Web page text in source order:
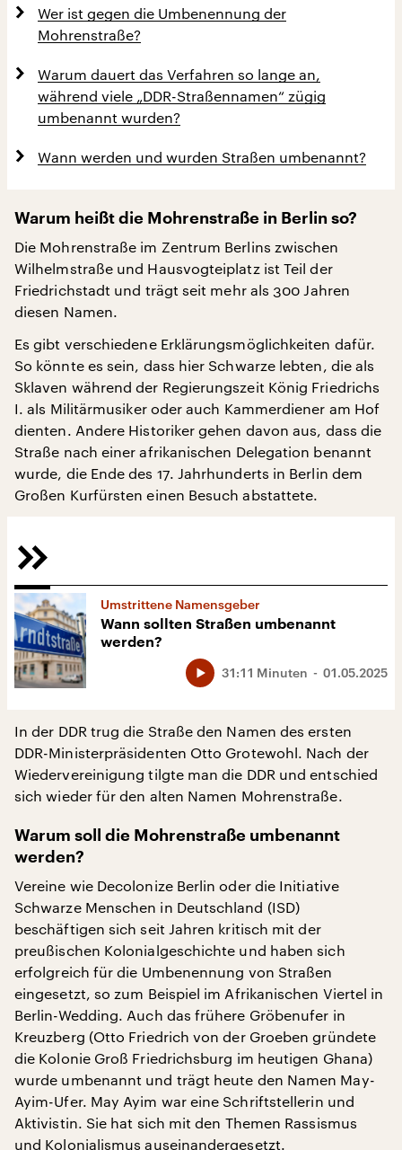
Wer ist gegen die Umbenennung der
Mohrenstraße?
Warum dauert das Verfahren so lange an,
während viele „DDR-Straßennamen“ zügig
umbenannt wurden?
Wann werden und wurden Straßen umbenannt?
Warum heißt die Mohrenstraße in Berlin so?
Die Mohrenstraße im Zentrum Berlins zwischen
Wilhelmstraße und Hausvogteiplatz ist Teil der
Friedrichstadt und trägt seit mehr als 300 Jahren
diesen Namen.
Es gibt verschiedene Erklärungsmöglichkeiten dafür.
So könnte es sein, dass hier Schwarze lebten, die als
Sklaven während der Regierungszeit König Friedrichs
I. als Militärmusiker oder auch Kammerdiener am Hof
dienten. Andere Historiker gehen davon aus, dass die
Straße nach einer afrikanischen Delegation benannt
wurde, die Ende des 17. Jahrhunderts in Berlin dem
Großen Kurfürsten einen Besuch abstattete.
Umstrittene Namensgeber
Wann sollten Straßen umbenannt
werden?
01.05.2025
31:11 Minuten
In der DDR trug die Straße den Namen des ersten
DDR-Ministerpräsidenten Otto Grotewohl. Nach der
Wiedervereinigung tilgte man die DDR und entschied
sich wieder für den alten Namen Mohrenstraße.
Warum soll die Mohrenstraße umbenannt
werden?
Vereine wie Decolonize Berlin oder die Initiative
Schwarze Menschen in Deutschland (ISD)
beschäftigen sich seit Jahren kritisch mit der
preußischen Kolonialgeschichte und haben sich
erfolgreich für die Umbenennung von Straßen
eingesetzt, so zum Beispiel im Afrikanischen Viertel in
Berlin-Wedding. Auch das frühere Gröbenufer in
Kreuzberg (Otto Friedrich von der Groeben gründete
die Kolonie Groß Friedrichsburg im heutigen Ghana)
wurde umbenannt und trägt heute den Namen May-
Ayim-Ufer. May Ayim war eine Schriftstellerin und
Aktivistin. Sie hat sich mit den Themen Rassismus
und Kolonialismus auseinandergesetzt.